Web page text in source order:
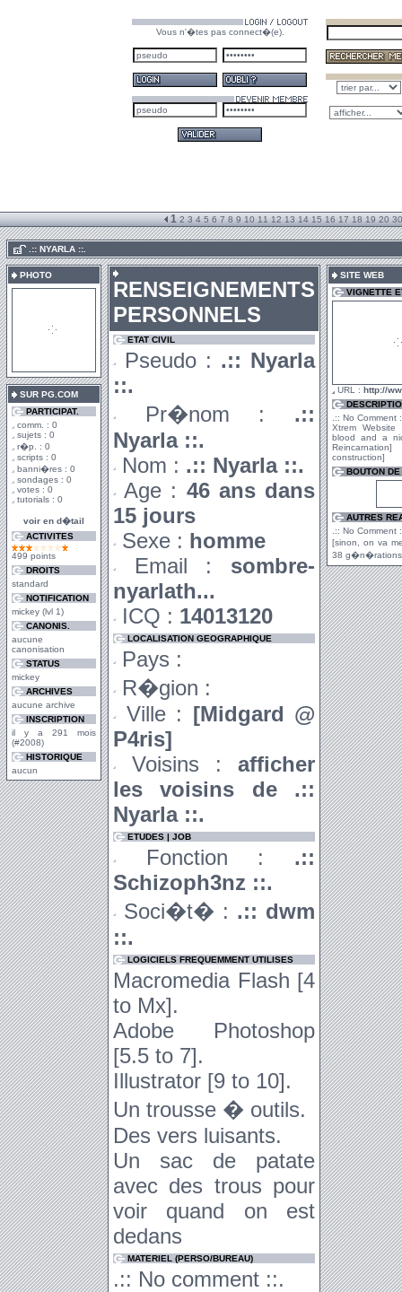
Vous n'�tes pas connect�(e).
1 2 3 4 5 6 7 8 9 10 11 12 13 14 15 16 17 18 19 20 30
.:: NYARLA ::.
PHOTO
SUR PG.COM
PARTICIPAT.
comm. : 0
sujets : 0
r�p. : 0
scripts : 0
banni�res : 0
sondages : 0
votes : 0
tutorials : 0
voir en d�tail
ACTIVITES
499 points
DROITS
standard
NOTIFICATION
mickey (lvl 1)
CANONIS.
aucune
canonisation
STATUS
mickey
ARCHIVES
aucune archive
INSCRIPTION
il y a 291 mois
(#2008)
HISTORIQUE
aucun
RENSEIGNEMENTS
PERSONNELS
ETAT CIVIL
Pseudo : .:: Nyarla
::.
Pr�nom : .::
Nyarla ::.
Nom : .:: Nyarla ::.
Age : 46 ans dans
15 jours
Sexe : homme
Email : sombre-
nyarlath...
ICQ : 14013120
LOCALISATION GEOGRAPHIQUE
Pays :
R�gion :
Ville : [Midgard @
P4ris]
Voisins : afficher
les voisins de .::
Nyarla ::.
ETUDES | JOB
Fonction : .::
Schizoph3nz ::.
Soci�t� : .:: dwm
::.
LOGICIELS FREQUEMMENT UTILISES
Macromedia Flash [4
to Mx].
Adobe Photoshop
[5.5 to 7].
Illustrator [9 to 10].
Un trousse � outils.
Des vers luisants.
Un sac de patate
avec des trous pour
voir quand on est
dedans
MATERIEL (PERSO/BUREAU)
.:: No comment ::.
SITE WEB
VIGNETTE
URL : http://
.:: No Comment
Xtrem
blood and a
construction]
BOUTON
AUTRES
.:: No Comment
[sinon, on va
38